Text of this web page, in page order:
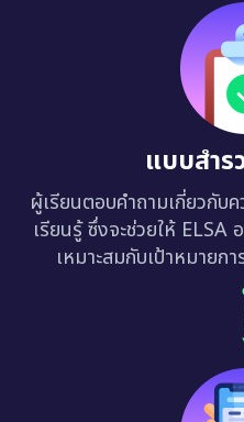
แบบสำร
ผู้เรียนตอบคำถามเกี่ยวกับ
เรียนรู้ ซึ่งจะช่วยให้ ELSA
เหมาะสมกับเป้าหมายก